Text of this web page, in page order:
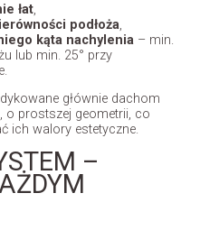
łat,
podłoża,
kąta nachylenia– min.
lub min. 25° przy
głównie dachom
, o prostszej geometrii, co
ich walory estetyczne.
–